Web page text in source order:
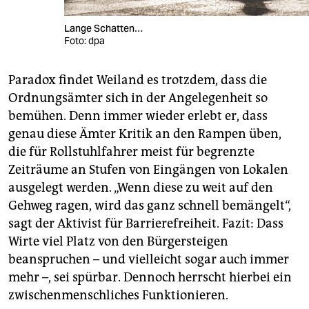
Lange Schatten…
Foto: dpa
Paradox findet Weiland es trotzdem, dass die
Ordnungsämter sich in der Angelegenheit so
bemühen. Denn immer wieder erlebt er, dass
genau diese Ämter Kritik an den Rampen üben,
die für Rollstuhlfahrer meist für begrenzte
Zeiträume an Stufen von Eingängen von Lokalen
ausgelegt werden. „Wenn diese zu weit auf den
Gehweg ragen, wird das ganz schnell bemängelt“,
sagt der Aktivist für Barrierefreiheit. Fazit: Dass
Wirte viel Platz von den Bürgersteigen
beanspruchen – und vielleicht sogar auch immer
mehr –, sei spürbar. Dennoch herrscht hierbei ein
zwischenmenschliches Funktionieren.